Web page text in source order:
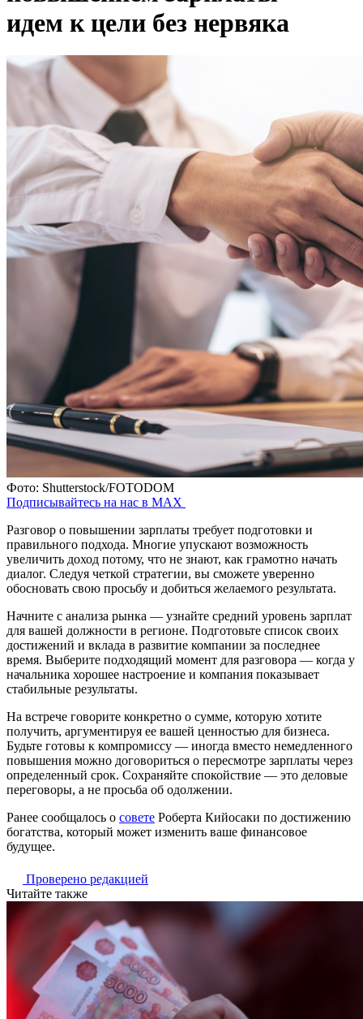
идем к цели без нервяка
Фото: Shutterstock/FOTODOM
Подписывайтесь на нас в MAX
Разговор о повышении зарплаты требует подготовки и
правильного подхода. Многие упускают возможность
увеличить доход потому, что не знают, как грамотно начать
диалог. Следуя четкой стратегии, вы сможете уверенно
обосновать свою просьбу и добиться желаемого результата.
Начните с анализа рынка — узнайте средний уровень зарплат
для вашей должности в регионе. Подготовьте список своих
достижений и вклада в развитие компании за последнее
время. Выберите подходящий момент для разговора — когда у
начальника хорошее настроение и компания показывает
стабильные результаты.
На встрече говорите конкретно о сумме, которую хотите
получить, аргументируя ее вашей ценностью для бизнеса.
Будьте готовы к компромиссу — иногда вместо немедленного
повышения можно договориться о пересмотре зарплаты через
определенный срок. Сохраняйте спокойствие — это деловые
переговоры, а не просьба об одолжении.
Ранее сообщалось о совете Роберта Кийосаки по достижению
богатства, который может изменить ваше финансовое
будущее.
Проверено редакцией
Читайте также